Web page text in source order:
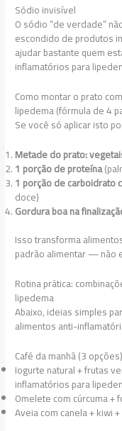
Sódio invisível
O sódio “de verdade”
escondido de produtos
ajudar bastante quem
inflamatórios para
Como montar o prato
lipedema (fórmula de 4
Se você só aplicar isto
Metade do prato:
1 porção de proteína
1 porção de carboidrato
doce)
Gordura boa na
Isso transforma
padrão alimentar — não
Rotina prática:
lipedema
Abaixo, ideias simples
alimentos anti-
Café da manhã (3 opções)
Iogurte natural + frutas
inflamatórios para
Omelete com cúrcuma +
Aveia com canela + kiwi